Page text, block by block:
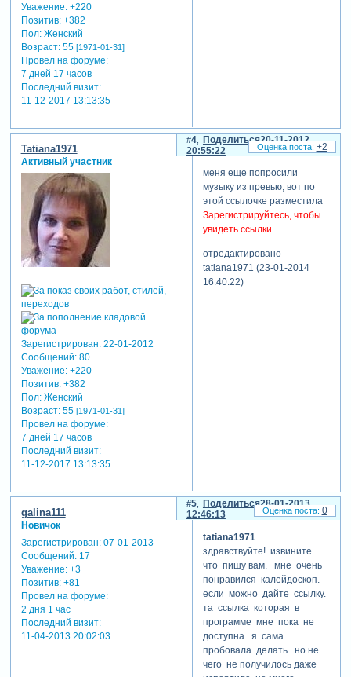
Уважение: +220
Позитив: +382
Пол:Женский
Возраст:55 [1971-01-31]
Провел на форуме:
7 дней 17 часов
Последний визит:
11-12-2017 13:13:35
Поделиться
4
20-11-2012
20:55:22
Tatiana1971
Активный участник
Зарегистрирован: 22-01-2012
Сообщений:80
Уважение: +220
Позитив: +382
Пол:Женский
Возраст:55 [1971-01-31]
Провел на форуме:
7 дней 17 часов
Последний визит:
11-12-2017 13:13:35
меня еще попросили
музыку из превью, вот по
этой ссылочке разместила
Зарегистрируйтесь, чтобы
увидеть ссылки
отредактировано
tatiana1971 (23-01-2014
16:40:22)
+2
Поделиться
5
28-01-2013
12:46:13
galina111
Новичок
Зарегистрирован: 07-01-2013
Сообщений:17
Уважение: +3
Позитив: +81
Провел на форуме:
2 дня 1 час
Последний визит:
11-04-2013 20:02:03
tatiana1971
здравствуйте! извините
что пишу вам. мне очень
понравился калейдоскоп.
если можно дайте ссылку.
та ссылка которая в
программе мне пока не
доступна. я сама
пробовала делать. но не
чего не получилось даже
0